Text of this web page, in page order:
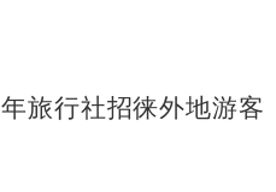
年旅行社招徕外地游客